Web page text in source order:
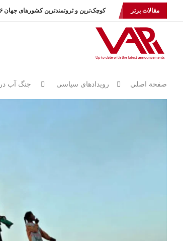
مقالات برتر کوچک‌ترین و ثروتمندترین کشورهای جهان ۲۰۲۶
صفحة اصلي رویدادهای سیاسی جنگ آب در